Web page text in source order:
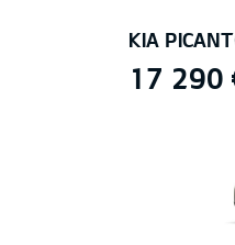
KIA
17 290